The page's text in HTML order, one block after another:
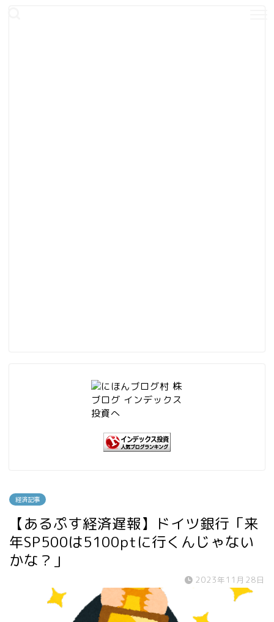
経済記事
【あるぷす経済遅報】ドイツ銀行「来
年SP500は5100ptに行くんじゃない
かな？」
2023年11月28日